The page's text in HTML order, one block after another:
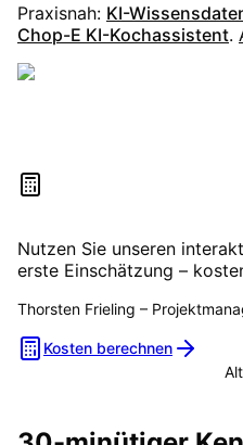
Praxisnah: KI-
Chop-E KI-Kochassistent.
Kosten selbst
Nutzen Sie unseren
erste Einschätzung –
Thorsten Frieling –
Kosten berechnen